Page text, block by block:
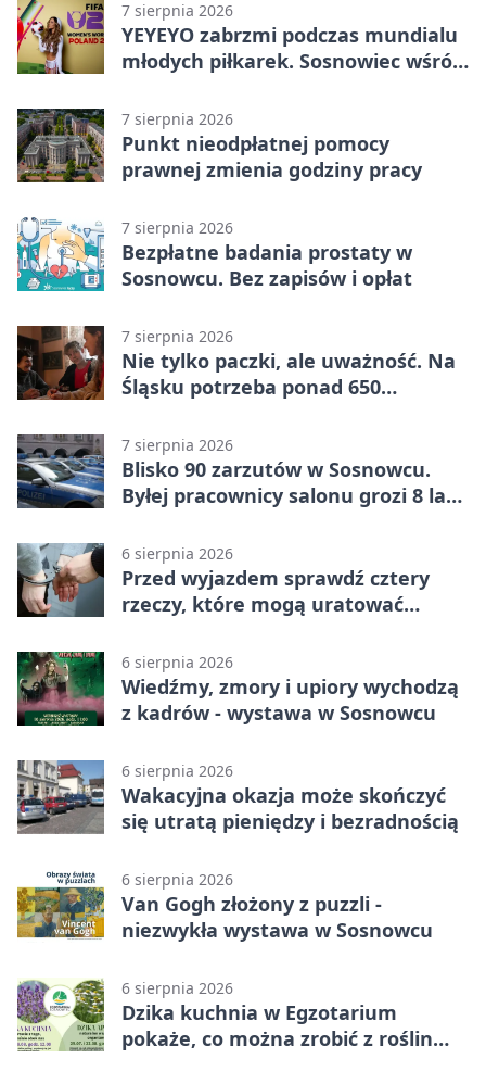
7 sierpnia 2026
YEYEYO zabrzmi podczas mundialu
młodych piłkarek. Sosnowiec wśród
7 sierpnia 2026
Punkt nieodpłatnej pomocy
prawnej zmienia godziny pracy
7 sierpnia 2026
Bezpłatne badania prostaty w
Sosnowcu. Bez zapisów i opłat
7 sierpnia 2026
Nie tylko paczki, ale uważność. Na
Śląsku potrzeba ponad 650
7 sierpnia 2026
Blisko 90 zarzutów w Sosnowcu.
Byłej pracownicy salonu grozi 8 lat
6 sierpnia 2026
Przed wyjazdem sprawdź cztery
rzeczy, które mogą uratować
6 sierpnia 2026
Wiedźmy, zmory i upiory wychodzą
z kadrów - wystawa w Sosnowcu
6 sierpnia 2026
Wakacyjna okazja może skończyć
się utratą pieniędzy i bezradnością
6 sierpnia 2026
Van Gogh złożony z puzzli -
niezwykła wystawa w Sosnowcu
6 sierpnia 2026
Dzika kuchnia w Egzotarium
pokaże, co można zrobić z roślin